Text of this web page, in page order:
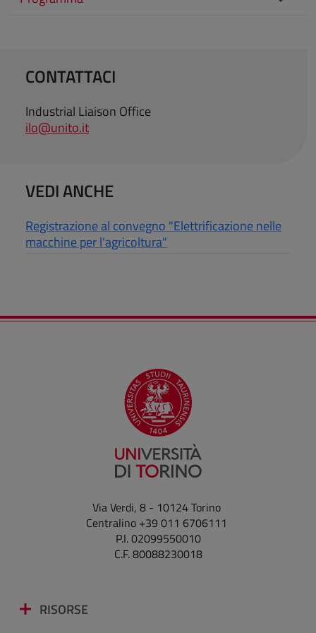
CONTATTACI
Industrial Liaison Office
ilo@unito.it
VEDI ANCHE
Registrazione al convegno "Elettrificazione nelle
macchine per l'agricoltura"
Via Verdi, 8 - 10124 Torino
Centralino +39 011 6706111
P.I. 02099550010
C.F. 80088230018
RISORSE